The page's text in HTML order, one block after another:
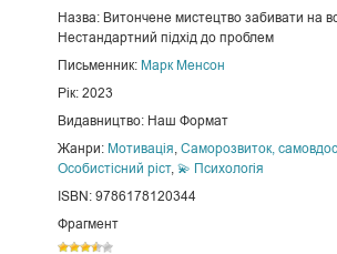
Назва: Витончене мистецтво забивати на
Нестандартний підхід до проблем
Письменник: Марк Менсон
Рік: 2023
Видавництво: Наш Формат
Жанри: Мотивація, Саморозвиток,
Особистісний ріст, 💫 Психологія
ISBN: 9786178120344
Фрагмент